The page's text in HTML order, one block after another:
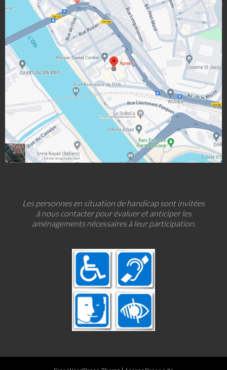
Les personnes en situation de handicap sont invitées
à nous contacter pour évaluer et anticiper les
aménagements nécessaires à leur participation.